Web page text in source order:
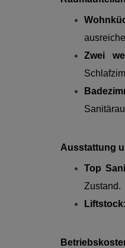
Zwei
Ausstattung
Top
Zustand.
Liftstock